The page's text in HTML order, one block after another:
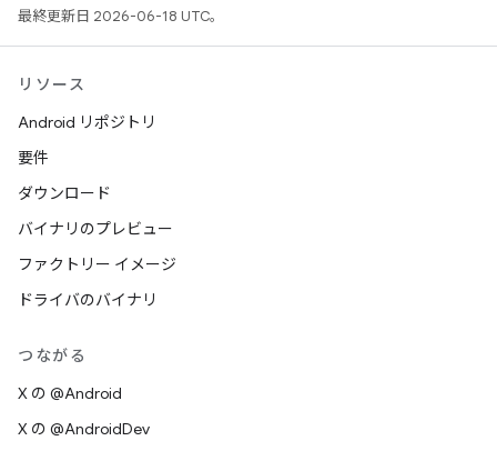
最終更新日 2026-06-18 UTC。
リソース
Android リポジトリ
要件
ダウンロード
バイナリのプレビュー
ファクトリー イメージ
ドライバのバイナリ
つながる
X の @Android
X の @AndroidDev